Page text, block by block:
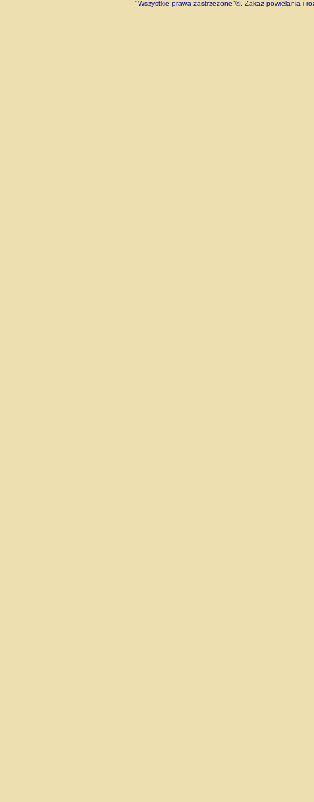
"Wszystkie prawa zastrzeżone"©. Zakaz powielania i